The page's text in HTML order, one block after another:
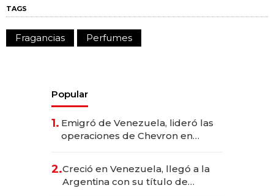
TAGS
Fragancias Perfumes
Popular
1. Emigró de Venezuela, lideró las
operaciones de Chevron en
2.Creció en Venezuela, llegó a la
Argentina con su título de